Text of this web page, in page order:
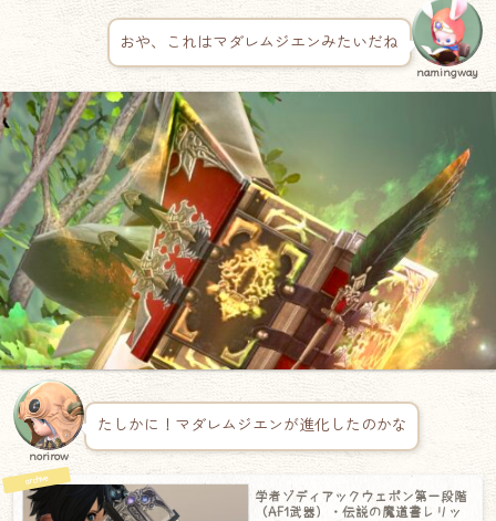
おや、これはマダレムジエンみたいだね
namingway
norirow
たしかに！マダレムジエンが進化したのかな
学者ゾディアックウェポン第一段階
（AF1武器）・伝説の魔道書レリッ